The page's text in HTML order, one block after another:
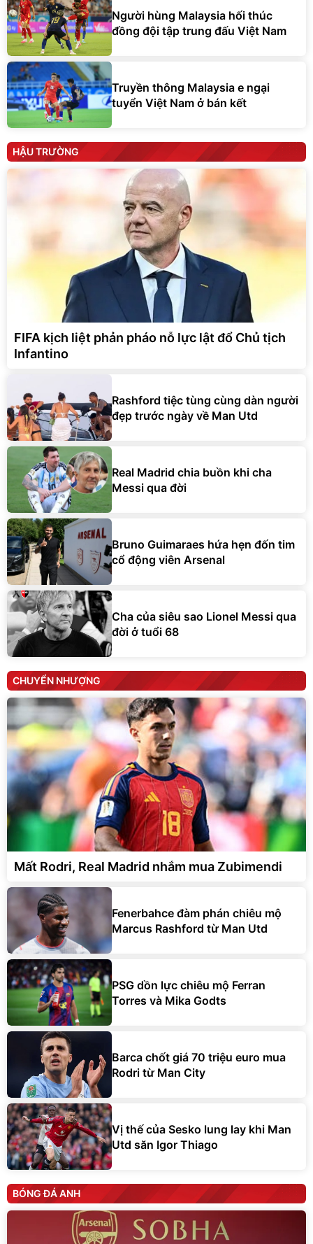
Người hùng Malaysia hối thúc
đồng đội tập trung đấu Việt Nam
Truyền thông Malaysia e ngại
tuyển Việt Nam ở bán kết
HẬU TRƯỜNG
FIFA kịch liệt phản pháo nỗ lực lật đổ Chủ tịch
Infantino
Rashford tiệc tùng cùng dàn người
đẹp trước ngày về Man Utd
Real Madrid chia buồn khi cha
Messi qua đời
Bruno Guimaraes hứa hẹn đốn tim
cổ động viên Arsenal
Cha của siêu sao Lionel Messi qua
đời ở tuổi 68
CHUYỂN NHƯỢNG
Mất Rodri, Real Madrid nhắm mua Zubimendi
Fenerbahce đàm phán chiêu mộ
Marcus Rashford từ Man Utd
PSG dồn lực chiêu mộ Ferran
Torres và Mika Godts
Barca chốt giá 70 triệu euro mua
Rodri từ Man City
Vị thế của Sesko lung lay khi Man
Utd săn Igor Thiago
BÓNG ĐÁ ANH